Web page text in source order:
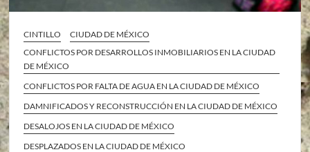
CINTILLO
CIUDAD DE MÉXICO
CONFLICTOS POR DESARROLLOS INMOBILIARIOS EN LA CIUDAD
DE MÉXICO
CONFLICTOS POR FALTA DE AGUA EN LA CIUDAD DE MÉXICO
DAMNIFICADOS Y RECONSTRUCCIÓN EN LA CIUDAD DE MÉXICO
DESALOJOS EN LA CIUDAD DE MÉXICO
DESPLAZADOS EN LA CIUDAD DE MÉXICO